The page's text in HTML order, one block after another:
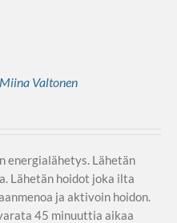
Valtonen
energialähetys. Lähetän
Lähetän hoidot joka ilta
ja aktivoin hoidon.
45 minuuttia aikaa